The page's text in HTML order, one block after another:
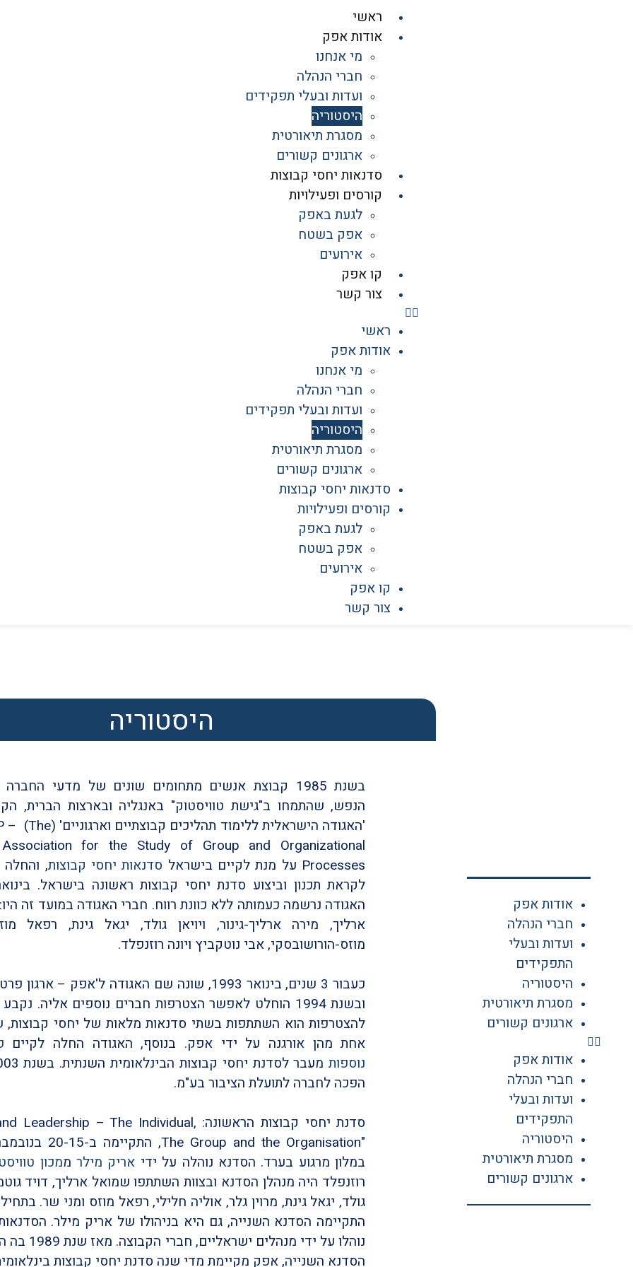
ראשי
אודות אפק
מי אנחנו
חברי הנהלה
ועדות ובעלי תפקידים
היסטוריה
מסגרת תיאורטית
ארגונים קשורים
סדנאות יחסי קבוצות
קורסים ופעילויות
לגעת באפק
אפק בשטח
אירועים
קו אפק
צור קשר
ראשי
אודות אפק
מי אנחנו
חברי הנהלה
ועדות ובעלי תפקידים
היסטוריה
מסגרת תיאורטית
ארגונים קשורים
סדנאות יחסי קבוצות
קורסים ופעילויות
לגעת באפק
אפק בשטח
אירועים
קו אפק
צור קשר
אודות אפק
חברי הנהלה
ועדות ובעלי
התפקידים
היסטוריה
מסגרת תיאורטית
ארגונים קשורים
אודות אפק
חברי הנהלה
ועדות ובעלי
התפקידים
היסטוריה
מסגרת תיאורטית
ארגונים קשורים
היסטוריה
בשנת 1985 קבוצת אנשים מתחומים שונים של מדעי החברה
הנפש, שהתמחו ב"גישת טוויסטוק" באנגליה ובארצות הברית,
'האגודה הישראלית ללימוד תהליכים קבוצתיים וארגוניים' (– (The
for the Study of Group and Organizational
Processes על מנת לקיים בישראל סדנאות יחסי קבוצות,
האגודה נרשמה כעמותה ללא כוונת רווח. חברי האגודה במועד זה
ארליך, מירה ארליך-גינור, ויויאן גולד, יגאל גינת, רפאל
מוזס-הורושובסקי, אבי נוטקביץ ויונה רוזנפלד.
כעבור 3 שנים, בינואר 1993, שונה שם האגודה ל'אפק –
ובשנת 1994 הוחלט לאפשר הצטרפות חברים נוספים אליה.
להצטרפות הוא השתתפות בשתי סדנאות מלאות של יחסי קבוצות,
אחת מהן אורגנה על ידי אפק. בנוסף, האגודה החלה לקיים
נוספות
הפכה לחברה לתועלת הציבור בע"מ.
סדנת יחסי קבוצות הראשונה: Leadership – The Individual,
The Group and the Organisation"
במלון מרגוע בערד. הסדנא נוהלה על ידי אריק מילר ממכון
רוזנפלד היה מנהלן הסדנא ובצוות השתתפו שמואל ארליך, דויד
התקיימה הסדנא השנייה, גם היא בניהולו של אריק מילר.
נוהלו על ידי מנהלים
הסדנא השנייה, אפק מקיימת מדי שנה סדנת יחסי קבוצות